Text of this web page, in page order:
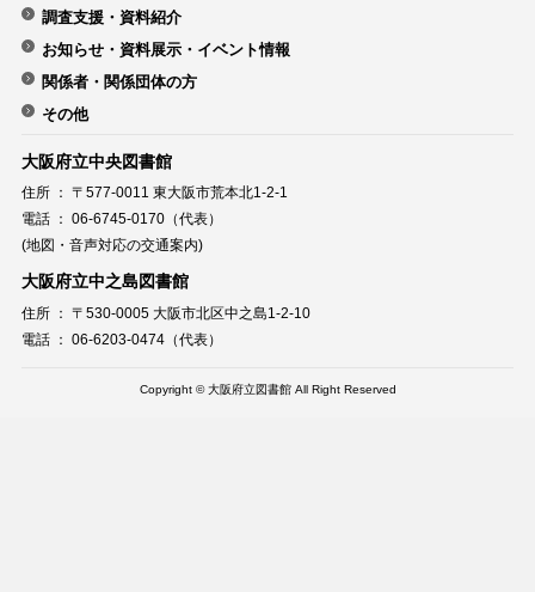
調査支援・資料紹介
お知らせ・資料展示・イベント情報
関係者・関係団体の方
その他
大阪府立中央図書館
住所 ： 〒577-0011 東大阪市荒本北1-2-1
電話 ： 06-6745-0170（代表）
(地図・音声対応の交通案内)
大阪府立中之島図書館
住所 ： 〒530-0005 大阪市北区中之島1-2-10
電話 ： 06-6203-0474（代表）
Copyright © 大阪府立図書館 All Right Reserved